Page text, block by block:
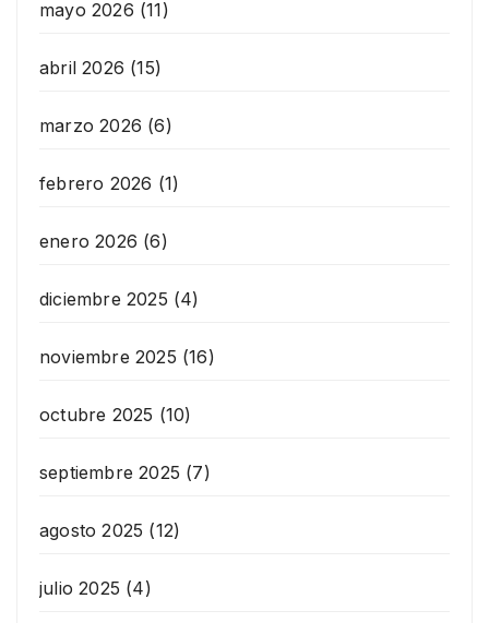
mayo 2026 (11)
abril 2026 (15)
marzo 2026 (6)
febrero 2026 (1)
enero 2026 (6)
diciembre 2025 (4)
noviembre 2025 (16)
octubre 2025 (10)
septiembre 2025 (7)
agosto 2025 (12)
julio 2025 (4)